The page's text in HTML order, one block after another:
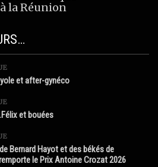
la Réunion
et after-gynéco
et bouées
Bernard Hayot et des békés de
le Prix Antoine Crozat 2026